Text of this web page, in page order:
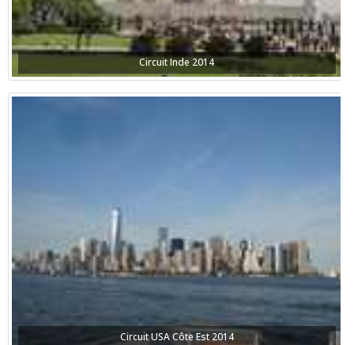
Circuit Inde 2014
Circuit USA Côte Est 2014